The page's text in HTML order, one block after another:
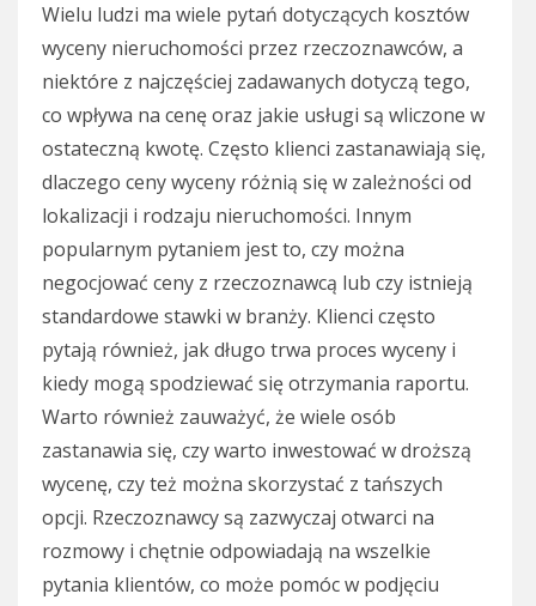
Wielu ludzi ma wiele pytań dotyczących kosztów
wyceny nieruchomości przez rzeczoznawców, a
niektóre z najczęściej zadawanych dotyczą tego,
co wpływa na cenę oraz jakie usługi są wliczone w
ostateczną kwotę. Często klienci zastanawiają się,
dlaczego ceny wyceny różnią się w zależności od
lokalizacji i rodzaju nieruchomości. Innym
popularnym pytaniem jest to, czy można
negocjować ceny z rzeczoznawcą lub czy istnieją
standardowe stawki w branży. Klienci często
pytają również, jak długo trwa proces wyceny i
kiedy mogą spodziewać się otrzymania raportu.
Warto również zauważyć, że wiele osób
zastanawia się, czy warto inwestować w droższą
wycenę, czy też można skorzystać z tańszych
opcji. Rzeczoznawcy są zazwyczaj otwarci na
rozmowy i chętnie odpowiadają na wszelkie
pytania klientów, co może pomóc w podjęciu